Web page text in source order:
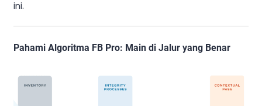
ini.
Pahami Algoritma FB Pro: Main di Jalur yang Benar